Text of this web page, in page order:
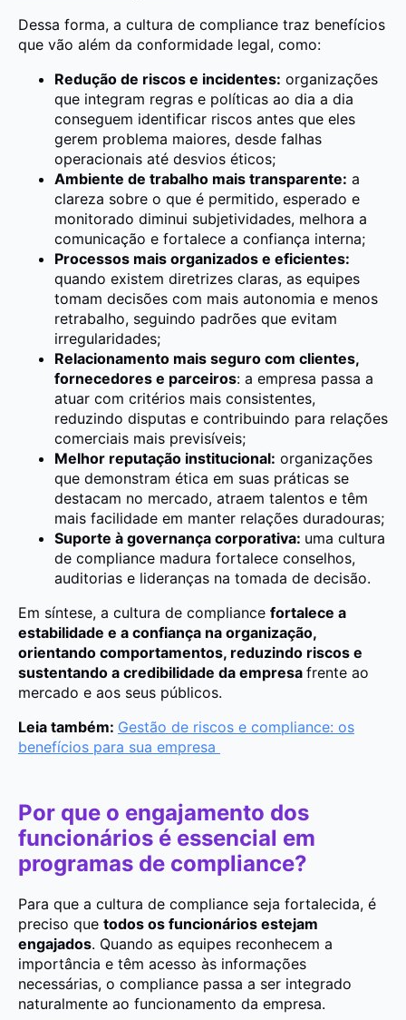
Dessa forma, a cultura de compliance traz benefícios
que vão além da conformidade legal, como:
Redução de riscos e incidentes: organizações
que integram regras e políticas ao dia a dia
conseguem identificar riscos antes que eles
gerem problema maiores, desde falhas
operacionais até desvios éticos;
Ambiente de trabalho mais transparente: a
clareza sobre o que é permitido, esperado e
monitorado diminui subjetividades, melhora a
comunicação e fortalece a confiança interna;
Processos mais organizados e eficientes:
quando existem diretrizes claras, as equipes
tomam decisões com mais autonomia e menos
retrabalho, seguindo padrões que evitam
irregularidades;
Relacionamento mais seguro com clientes,
fornecedores e parceiros: a empresa passa a
atuar com critérios mais consistentes,
reduzindo disputas e contribuindo para relações
comerciais mais previsíveis;
Melhor reputação institucional: organizações
que demonstram ética em suas práticas se
destacam no mercado, atraem talentos e têm
mais facilidade em manter relações duradouras;
Suporte à governança corporativa: uma cultura
de compliance madura fortalece conselhos,
auditorias e lideranças na tomada de decisão.
Em síntese, a cultura de compliance fortalece a
estabilidade e a confiança na organização,
orientando comportamentos, reduzindo riscos e
sustentando a credibilidade da empresa frente ao
mercado e aos seus públicos.
Leia também: Gestão de riscos e compliance: os
benefícios para sua empresa
Por que o engajamento dos
funcionários é essencial em
programas de compliance?
Para que a cultura de compliance seja fortalecida, é
preciso que todos os funcionários estejam
engajados. Quando as equipes reconhecem a
importância e têm acesso às informações
necessárias, o compliance passa a ser integrado
naturalmente ao funcionamento da empresa.